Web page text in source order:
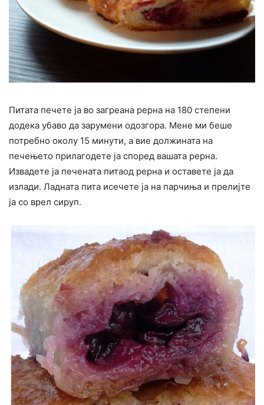
Питата печете ја во загреана рерна на 180 степени
додека убаво да зарумени одозгора. Мене ми беше
потребно околу 15 минути, а вие должината на
печењето прилагодете ја според вашата рерна.
Извадете ја печената питаод рерна и оставете ја да
излади. Ладната пита исечете ја на парчиња и прелијте
ја со врел сируп.